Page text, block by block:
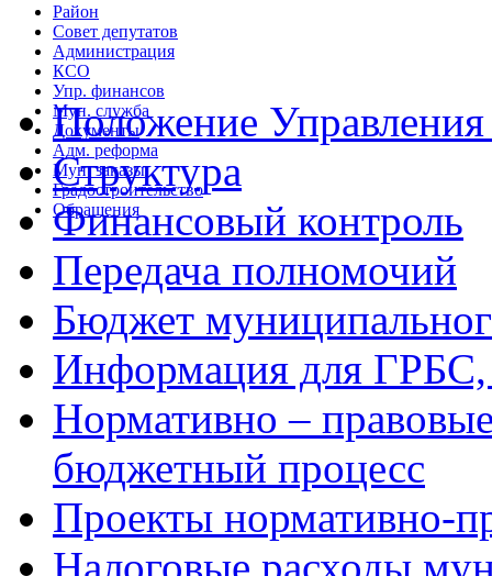
Район
Совет депутатов
Администрация
КСО
Упр. финансов
Мун. служба
Документы
Адм. реформа
Мун. заказы
Градостроительство
Обращения
Положение
Структура
Финансовый контроль
Передача полномочий
Бюджет
Информация для
Нормативно –
бюджетный процесс
Проекты нормативно-
Налоговые расходы